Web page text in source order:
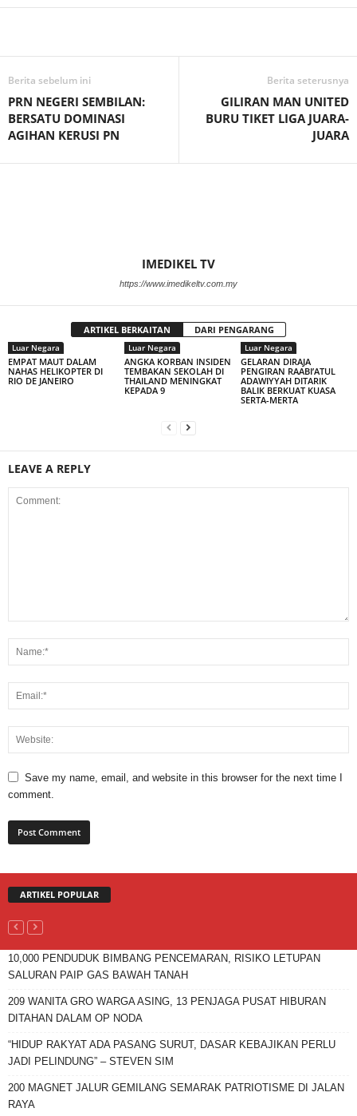
Berita sebelum ini
PRN NEGERI SEMBILAN:
BERSATU DOMINASI
AGIHAN KERUSI PN
Berita seterusnya
GILIRAN MAN UNITED
BURU TIKET LIGA JUARA-
JUARA
IMEDIKEL TV
https://www.imedikeltv.com.my
ARTIKEL BERKAITAN DARI PENGARANG
Luar Negara
EMPAT MAUT DALAM
NAHAS HELIKOPTER DI
RIO DE JANEIRO
Luar Negara
ANGKA KORBAN INSIDEN
TEMBAKAN SEKOLAH DI
THAILAND MENINGKAT
KEPADA 9
Luar Negara
GELARAN DIRAJA
PENGIRAN RAABI’ATUL
ADAWIYYAH DITARIK
BALIK BERKUAT KUASA
SERTA-MERTA
LEAVE A REPLY
Save my name, email, and website in this browser for the next time I
comment.
ARTIKEL POPULAR
10,000 PENDUDUK BIMBANG PENCEMARAN, RISIKO LETUPAN
SALURAN PAIP GAS BAWAH TANAH
209 WANITA GRO WARGA ASING, 13 PENJAGA PUSAT HIBURAN
DITAHAN DALAM OP NODA
“HIDUP RAKYAT ADA PASANG SURUT, DASAR KEBAJIKAN PERLU
JADI PELINDUNG” – STEVEN SIM
200 MAGNET JALUR GEMILANG SEMARAK PATRIOTISME DI JALAN
RAYA